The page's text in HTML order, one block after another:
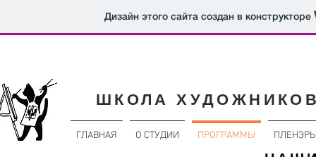
Дизайн этого сайта создан в конструкторе
ШКОЛА
ГЛАВНАЯ О СТУДИИ ПРОГРАММЫ